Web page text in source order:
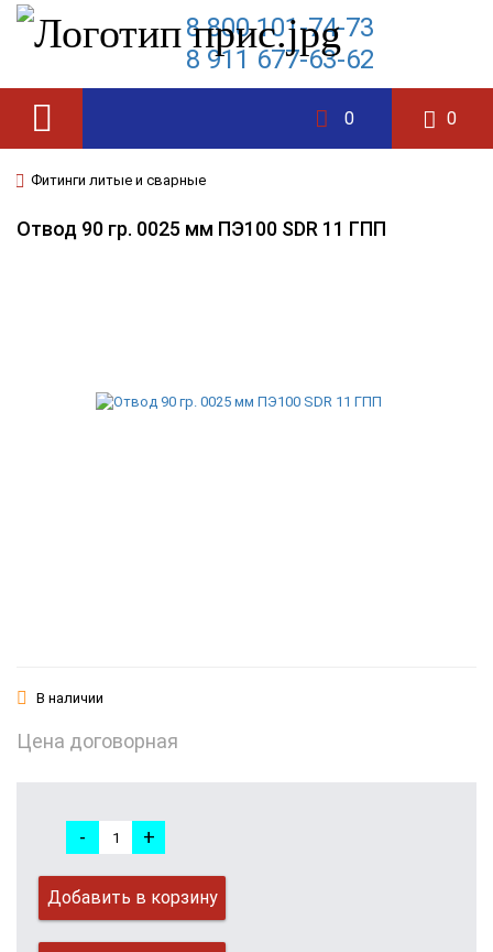
8 800 101-74-73
8 911 677-63-62
0 0
Фитинги литые и сварные
Отвод 90 гр. 0025 мм ПЭ100 SDR 11 ГПП
В наличии
Цена договорная
- +
Добавить в корзину